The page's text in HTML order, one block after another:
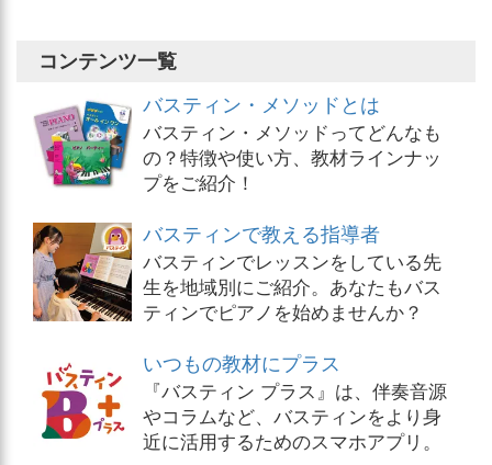
コンテンツ一覧
バスティン・メソッドとは
バスティン・メソッドってどんなも
の？特徴や使い方、教材ラインナッ
プをご紹介！
バスティンで教える指導者
バスティンでレッスンをしている先
生を地域別にご紹介。あなたもバス
ティンでピアノを始めませんか？
いつもの教材にプラス
『バスティン プラス』は、伴奏音源
やコラムなど、バスティンをより身
近に活用するためのスマホアプリ。